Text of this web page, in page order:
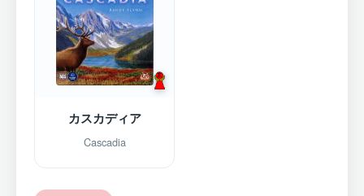
カスカディア
Cascadia